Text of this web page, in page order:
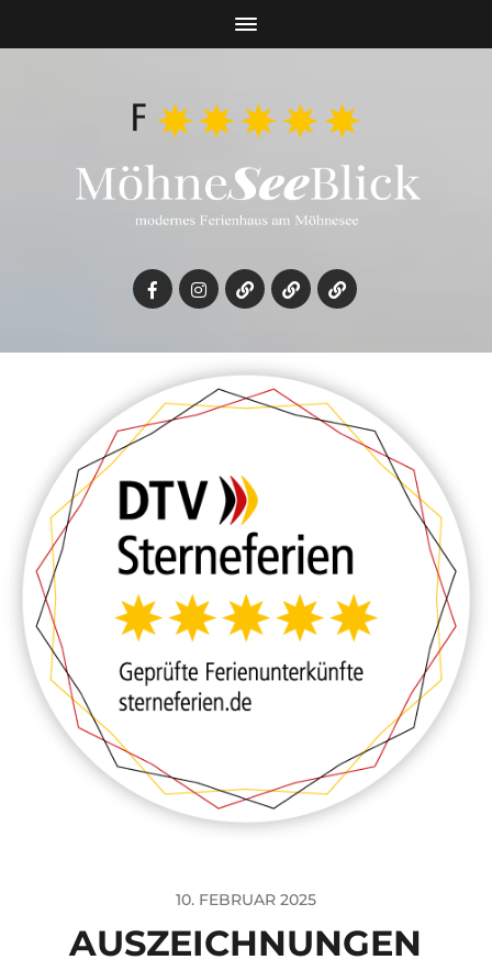
10. FEBRUAR 2025
AUSZEICHNUNGEN